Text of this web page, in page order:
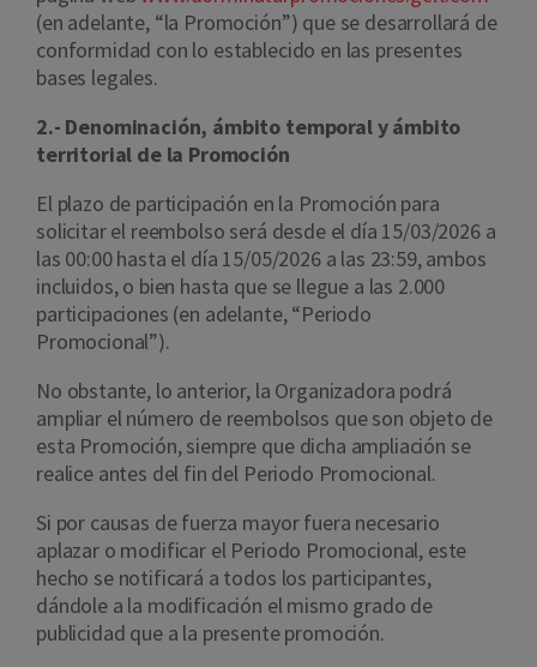
(en adelante, “la Promoción”) que se desarrollará de
conformidad con lo establecido en las presentes
bases legales.
2.- Denominación, ámbito temporal y ámbito
territorial de la Promoción
El plazo de participación en la Promoción para
solicitar el reembolso será desde el día 15/03/2026 a
las 00:00 hasta el día 15/05/2026 a las 23:59, ambos
incluidos, o bien hasta que se llegue a las 2.000
participaciones (en adelante, “Periodo
Promocional”).
No obstante, lo anterior, la Organizadora podrá
ampliar el número de reembolsos que son objeto de
esta Promoción, siempre que dicha ampliación se
realice antes del fin del Periodo Promocional.
Si por causas de fuerza mayor fuera necesario
aplazar o modificar el Periodo Promocional, este
hecho se notificará a todos los participantes,
dándole a la modificación el mismo grado de
publicidad que a la presente promoción.